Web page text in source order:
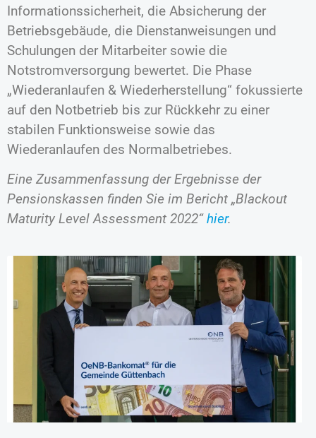
Informationssicherheit, die Absicherung der
Betriebsgebäude, die Dienstanweisungen und
Schulungen der Mitarbeiter sowie die
Notstromversorgung bewertet. Die Phase
„Wiederanlaufen & Wiederherstellung“ fokussierte
auf den Notbetrieb bis zur Rückkehr zu einer
stabilen Funktionsweise sowie das
Wiederanlaufen des Normalbetriebes.
Eine Zusammenfassung der Ergebnisse der
Pensionskassen finden Sie im Bericht „Blackout
Maturity Level Assessment 2022“hier.